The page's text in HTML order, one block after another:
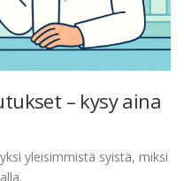
– kysy aina
yleisimmistä syistä, miksi